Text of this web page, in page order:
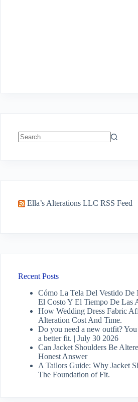
Ella’s Alterations LLC RSS Feed
Recent Posts
Cómo La Tela Del Vestido De
El Costo Y El Tiempo De Las
How Wedding Dress Fabric
Alteration Cost And Time.
Do you need a new outfit?
a better fit. | July 30 2026
Can Jacket Shoulders Be
Honest Answer
A Tailors Guide: Why Jacket
The Foundation of Fit.